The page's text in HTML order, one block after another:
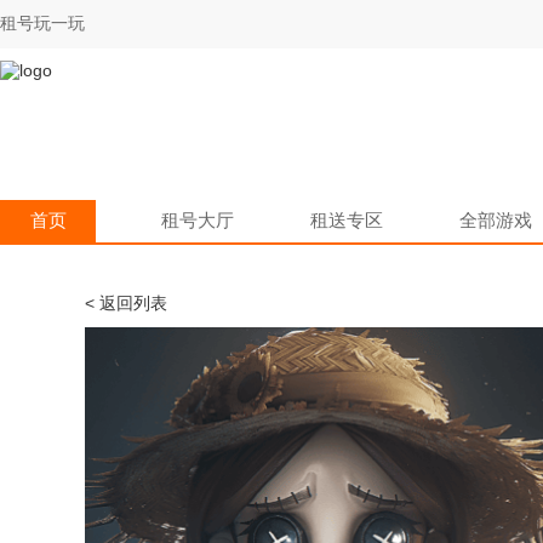
租号玩一玩
首页 租号大厅 租送专区 全部游戏
< 返回列表